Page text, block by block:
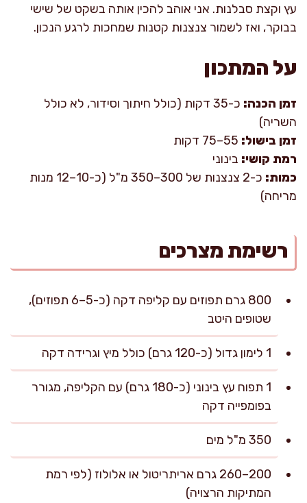
עץ וקצת סבלנות. אני אוהב להכין אותה בשקט של שישי
בבוקר, ואז לשמור צנצנות קטנות שמחכות לרגע הנכון.
על המתכון
זמן הכנה:
כ-35 דקות (כולל חיתוך וסידור, לא כולל
השריה)
זמן בישול:
רמת קושי: בינוני
כמות:
כ-2 צנצנות של 300–350 מ"ל (כ-10–12 מנות
מריחה)
רשימת מצרכים
800 גרם תפוזים עם קליפה דקה (כ-5–6 תפוזים),
שטופים היטב
1 לימון גדול (כ-120 גרם) כולל מיץ וגרידה דקה
1 תפוח עץ בינוני (כ-180 גרם) עם הקליפה, מגורר
בפומפייה דקה
350 מ"ל מים
200–260 גרם אריתריטול או אלולוז (לפי רמת
המתיקות הרצויה)